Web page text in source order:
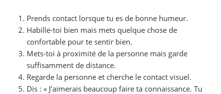
Prends contact lorsque tu es de bonne humeur.
Habille-toi bien mais mets quelque chose de
confortable pour te sentir bien.
Mets-toi à proximité de la personne mais garde
suffisamment de distance.
Regarde la personne et cherche le contact visuel.
Dis : « J’aimerais beaucoup faire ta connaissance. Tu